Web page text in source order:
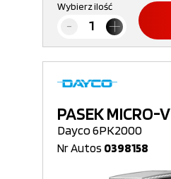
Wybierz ilość
PASEK MICRO-V
Dayco 6PK2000
Nr Autos 0398158